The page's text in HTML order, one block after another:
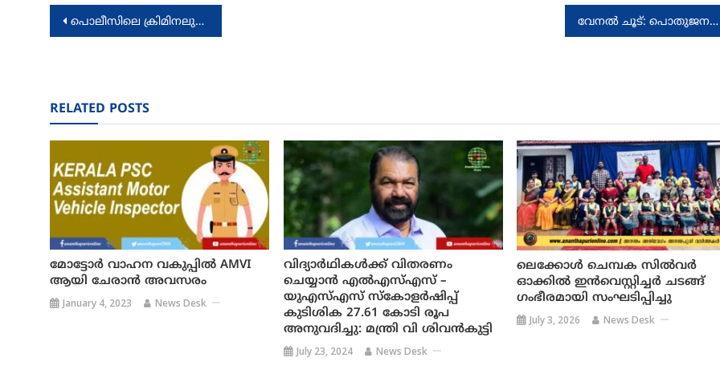
Post
പൊലീസിലെ ക്രിമിനലുകള്‍ക്ക് അഴിഞ്ഞാടാന്‍ അവസരമൊരുക്കുന്നത് സര്‍ക്കാര്‍ തന്നെ വേനൽ ചൂട്: പൊതുജനങ്ങൾക്കായി സംസ്ഥാന ദുരന്ത നിവാരണ അതോറിറ്റി പുറപ്പെടുവിക്കുന്ന ജാഗ്രത നിർദേശങ്ങൾ
RELATED POSTS
മോട്ടോർ വാഹന വകുപ്പിൽ AMVI
ആയി ചേരാൻ അവസരം
January 4, 2023 News Desk
വിദ്യാർഥികൾക്ക് വിതരണം
ചെയ്യാൻ എൽഎസ്എസ് –
യുഎസ്എസ് സ്കോളർഷിപ്പ്
കുടിശിക 27.61 കോടി രൂപ
അനുവദിച്ചു: മന്ത്രി വി ശിവൻകുട്ടി
July 23, 2024 News Desk
ലെക്കോൾ ചെമ്പക സിൽവർ
ഓക്കിൽ ഇൻവെസ്റ്റിച്ചർ ചടങ്ങ്
ഗംഭീരമായി സംഘടിപ്പിച്ചു
July 3, 2026 News Desk